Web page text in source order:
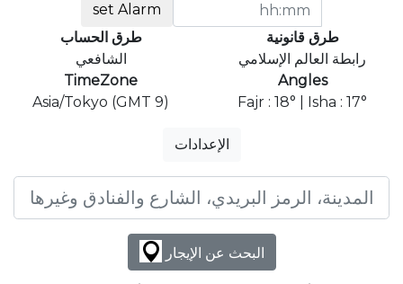
set Alarm
طرق قانونية
رابطة العالم الإسلامي
طرق الحساب
الشافعي
Angles
Fajr : 18° | Isha : 17°
TimeZone
Asia/Tokyo (GMT 9)
الإعدادات
البحث عن الإيجار